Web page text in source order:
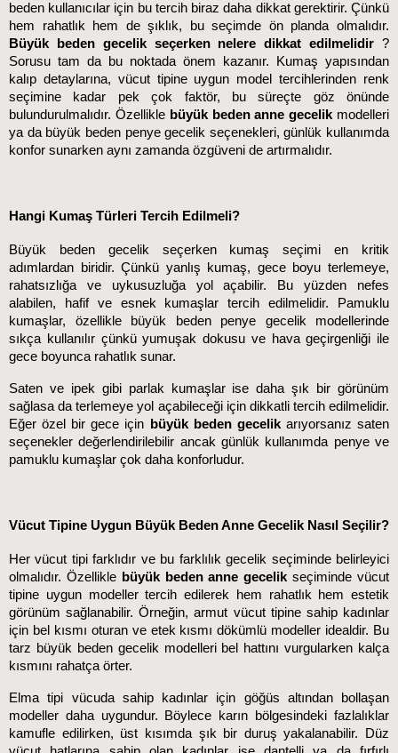
beden kullanıcılar için bu tercih biraz daha dikkat gerektirir. Çünkü
hem rahatlık hem de şıklık, bu seçimde ön planda olmalıdır.
Büyük beden gecelik seçerken nelere dikkat edilmelidir ?
Sorusu tam da bu noktada önem kazanır. Kumaş yapısından
kalıp detaylarına, vücut tipine uygun model tercihlerinden renk
seçimine kadar pek çok faktör, bu süreçte göz önünde
bulundurulmalıdır. Özellikle büyük beden anne gecelik modelleri
ya da büyük beden penye gecelik seçenekleri, günlük kullanımda
konfor sunarken aynı zamanda özgüveni de artırmalıdır.
Hangi Kumaş Türleri Tercih Edilmeli?
Büyük beden gecelik seçerken kumaş seçimi en kritik
adımlardan biridir. Çünkü yanlış kumaş, gece boyu terlemeye,
rahatsızlığa ve uykusuzluğa yol açabilir. Bu yüzden nefes
alabilen, hafif ve esnek kumaşlar tercih edilmelidir. Pamuklu
kumaşlar, özellikle büyük beden penye gecelik modellerinde
sıkça kullanılır çünkü yumuşak dokusu ve hava geçirgenliği ile
gece boyunca rahatlık sunar.
Saten ve ipek gibi parlak kumaşlar ise daha şık bir görünüm
sağlasa da terlemeye yol açabileceği için dikkatli tercih edilmelidir.
Eğer özel bir gece için
büyük beden gecelik arıyorsanız saten
seçenekler değerlendirilebilir ancak günlük kullanımda penye ve
pamuklu kumaşlar çok daha konforludur.
Vücut Tipine Uygun Büyük Beden Anne Gecelik Nasıl Seçilir?
Her vücut tipi farklıdır ve bu farklılık gecelik seçiminde belirleyici
olmalıdır. Özellikle büyük beden anne gecelik seçiminde vücut
tipine uygun modeller tercih edilerek hem rahatlık hem estetik
görünüm sağlanabilir. Örneğin, armut vücut tipine sahip kadınlar
için bel kısmı oturan ve etek kısmı dökümlü modeller idealdir. Bu
tarz büyük beden gecelik modelleri bel hattını vurgularken kalça
kısmını rahatça örter.
Elma tipi vücuda sahip kadınlar için göğüs altından bollaşan
modeller daha uygundur. Böylece karın bölgesindeki fazlalıklar
kamufle edilirken, üst kısımda şık bir duruş yakalanabilir. Düz